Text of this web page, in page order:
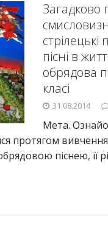
Загадково
стрілецькі
пісні в
обрядова
класі
31.08.2014
Мета.
протягом
піснею, її